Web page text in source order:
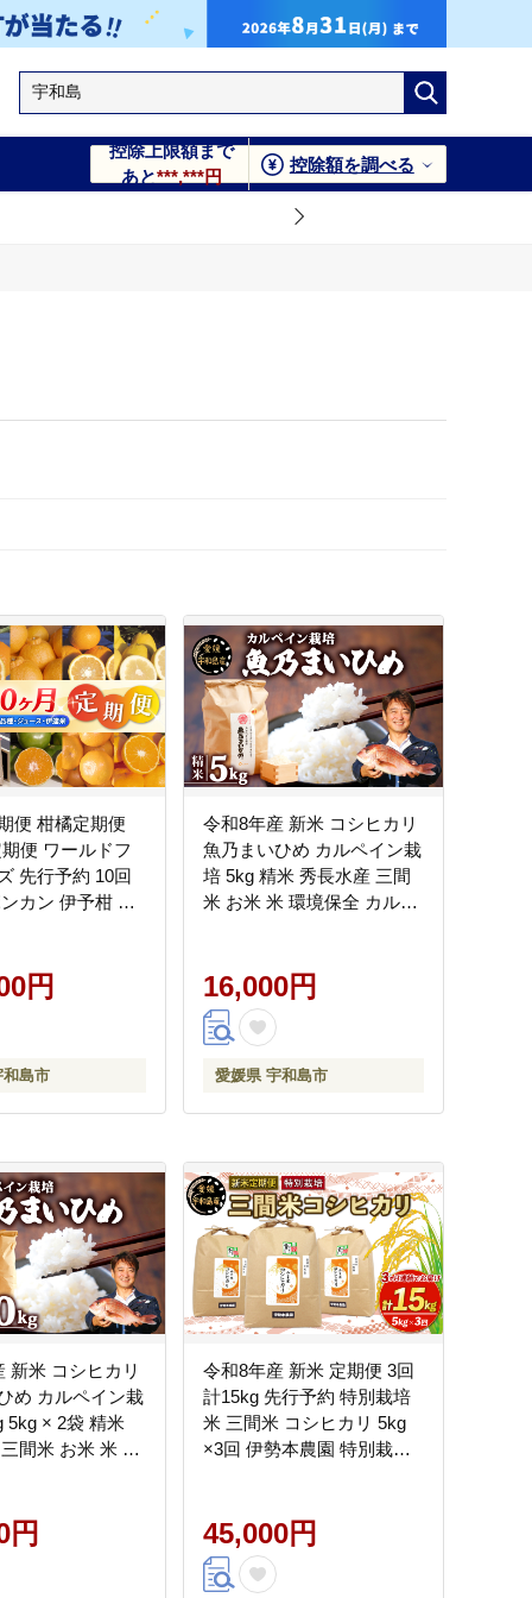
控除上限額まで
あと***,***円
控除額を調べる
便 柑橘定期便
便 ワールドフ
先行予約 10回
カン 伊予柑 不
南柑20号 みか
媛みかん 愛媛ミ
mikan 温州みか
愛媛 愛媛県産 宇
024014
円
島市
令和8年産 新米 コシヒカリ
魚乃まいひめ カルペイン栽
培 5kg 精米 秀長水産 三間
米 お米 米 環境保全 カルペ
弁当 おにぎり ふっくら ツ
ヤツヤ 美味しい 甘い 備蓄
防災 産地直送 数量限定 国
016007
16,000円
愛媛県 宇和島市
新米 コシヒカリ
め カルペイン栽
5kg × 2袋 精米
間米 お米 米 環
当 弁当 おにぎ
ツヤツヤ 美味
備蓄 防災 産地直
円
令和8年産 新米 定期便 3回
計15kg 先行予約 特別栽培
米 三間米 コシヒカリ 5kg
×3回 伊勢本農園 特別栽培
弁当 ブランド米 ふっくら
ライス 農家直送 産地直送
数量限定 国産 愛媛 宇和島
45,000円